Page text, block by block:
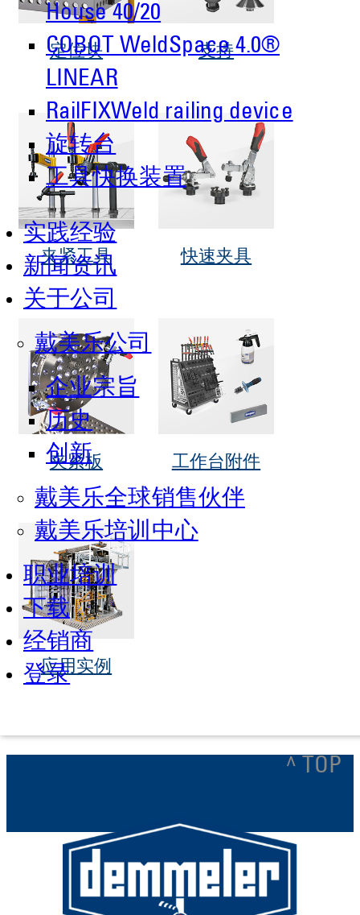
House 40/20
COBOT WeldSpace 4.0®
LINEAR
RailFIXWeld railing device
旋转台
工具快换装置
实践经验
新闻资讯
关于公司
戴美乐公司
企业宗旨
历史
创新
戴美乐全球销售伙伴
戴美乐培训中心
职业培训
下载
经销商
登录
定位块 支持
夹紧工具 快速夹具
夹紧板 工作台附件
应用实例
^ TOP